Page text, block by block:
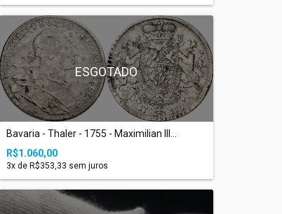
ESGOTADO
Bavaria - Thaler - 1755 - Maximilian III...
R$1.060,00
3x de R$353,33 sem juros